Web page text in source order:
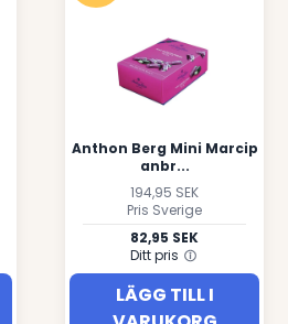
Anthon Berg Mini Marcip
anbr...
194,95 SEK
Pris Sverige
82,95 SEK
Ditt pris
LÄGG TILL I